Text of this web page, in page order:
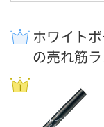
ホワイトボ
の売れ筋